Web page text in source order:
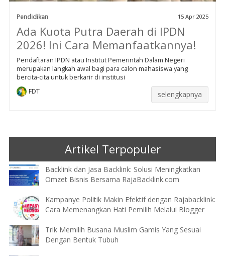
Pendidikan 15 Apr 2025
Ada Kuota Putra Daerah di IPDN
2026! Ini Cara Memanfaatkannya!
Pendaftaran IPDN atau Institut Pemerintah Dalam Negeri
merupakan langkah awal bagi para calon mahasiswa yang
bercita-cita untuk berkarir di institusi
FDT
selengkapnya
Artikel Terpopuler
Backlink dan Jasa Backlink: Solusi Meningkatkan
Omzet Bisnis Bersama RajaBacklink.com
Kampanye Politik Makin Efektif dengan Rajabacklink:
Cara Memenangkan Hati Pemilih Melalui Blogger
Trik Memilih Busana Muslim Gamis Yang Sesuai
Dengan Bentuk Tubuh